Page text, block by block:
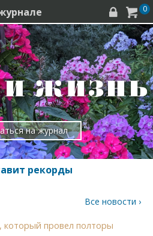
  0
на журнал
рекорды
Все новости ›
провел полторы